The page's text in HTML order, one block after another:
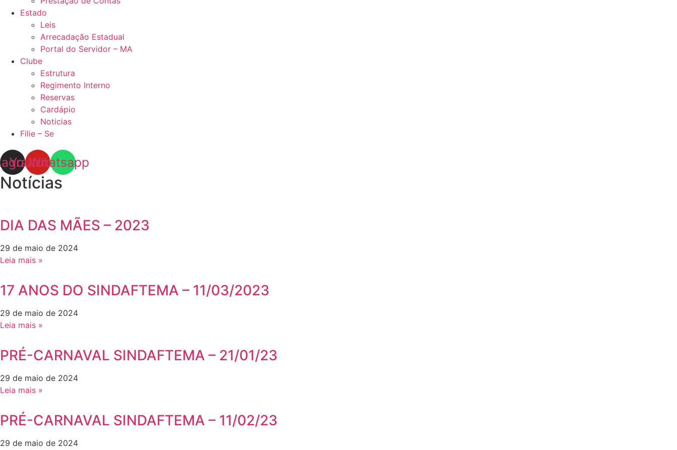
Estado
Leis
Arrecadação Estadual
Portal do Servidor – MA
Clube
Estrutura
Regimento Interno
Reservas
Cardápio
Noticias
Filie – Se
Youtube
Whatsapp
Notícias
DIA DAS MÃES – 2023
29 de maio de 2024
Leia mais »
17 ANOS DO SINDAFTEMA – 11/03/2023
29 de maio de 2024
Leia mais »
PRÉ-CARNAVAL SINDAFTEMA – 21/01/23
29 de maio de 2024
Leia mais »
PRÉ-CARNAVAL SINDAFTEMA – 11/02/23
29 de maio de 2024